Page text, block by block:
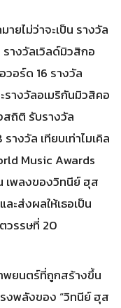
ยไม่ว่าจะเป็น รางวัล
างวัลเวิลด์มิวสิกอ
อร์ด 16 รางวัล
างวัลอเมริกันมิวสิคอ
สถิติ รับรางวัล
างวัล เทียบเท่าไมเคิล
Music Awards
เพลงของวิทนีย์ ฮุส
ะส่งผลให้เธอเป็น
วรรษที่ 20
พยนตร์ที่ถูกสร้างขึ้น
งพลังของ “วิทนีย์ ฮุส